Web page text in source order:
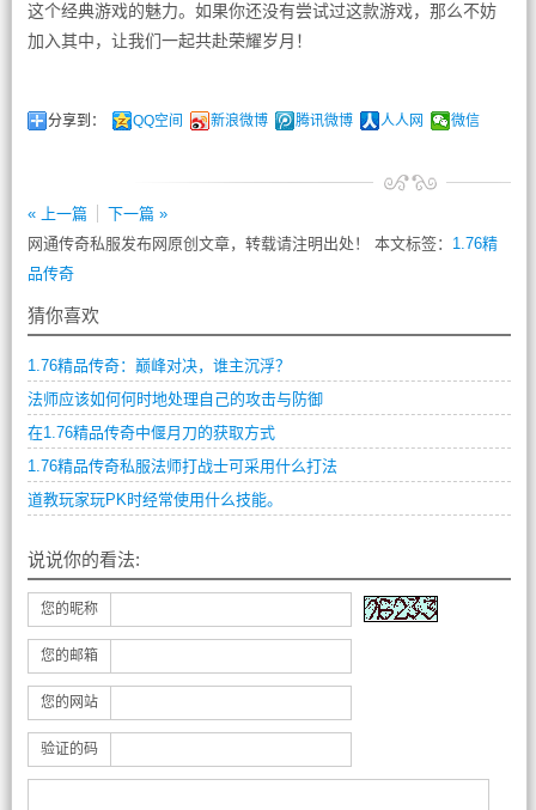
这个经典游戏的魅力。如果你还没有尝试过这款游戏，那么不妨
加入其中，让我们一起共赴荣耀岁月！
分享到： QQ空间 新浪微博 腾讯微博 人人网 微信
« 上一篇
下一篇 »
网通传奇私服发布网原创文章，转载请注明出处！ 本文标签： 1.76精
品传奇
猜你喜欢
1.76精品传奇：巅峰对决，谁主沉浮？
法师应该如何何时地处理自己的攻击与防御
在1.76精品传奇中偃月刀的获取方式
1.76精品传奇私服法师打战士可采用什么打法
道教玩家玩PK时经常使用什么技能。
说说你的看法:
您的昵称
您的邮箱
您的网站
验证的码